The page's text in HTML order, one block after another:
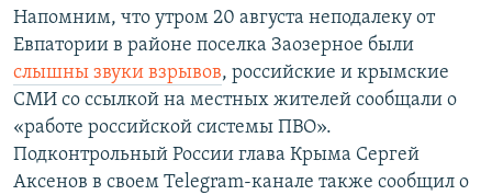
Напомним, что утром 20 августа неподалеку от
Евпатории в районе поселка Заозерное были
слышны звуки взрывов, российские и крымские
СМИ со ссылкой на местных жителей сообщали о
«работе российской системы ПВО».
Подконтрольный России глава Крыма Сергей
Аксенов в своем Telegram-канале также сообщил о